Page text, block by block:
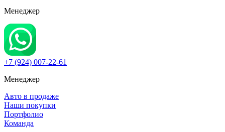
Менеджер
+7 (924) 007-22-61
Менеджер
Авто в продаже
Наши покупки
Портфолио
Команда